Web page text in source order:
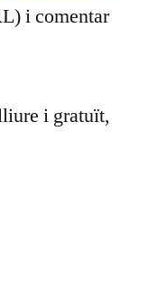
i comentar
i gratuït,